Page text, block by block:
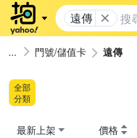
遠傳
門號/儲值卡 遠傳
全部
分類
最新上架 價格